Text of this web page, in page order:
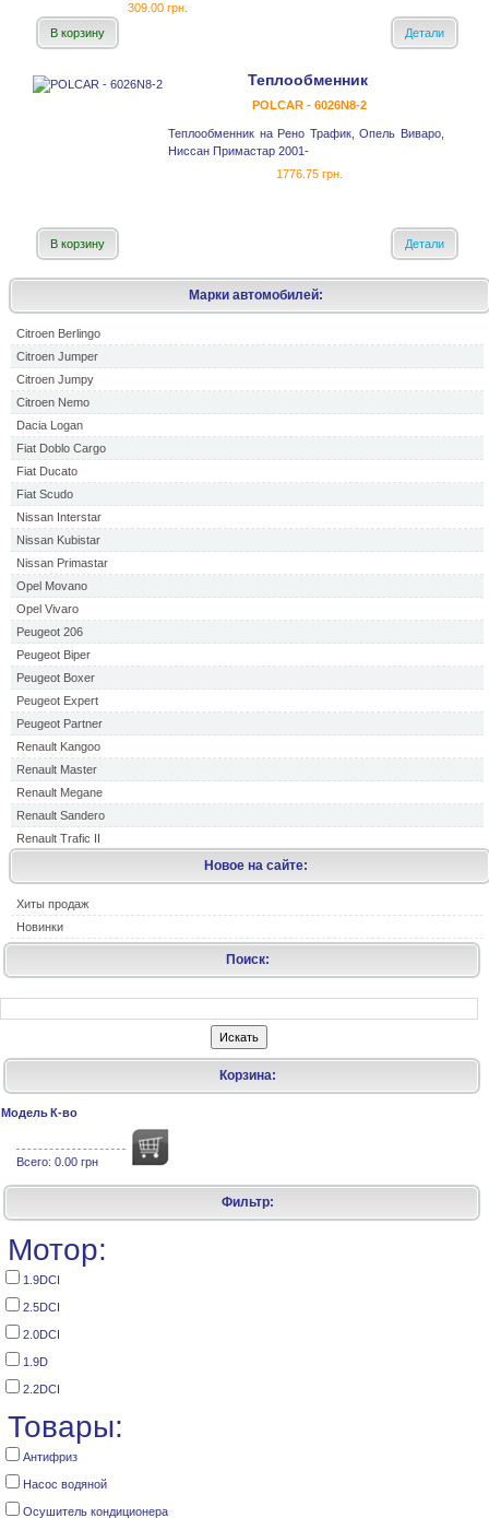
Марки автомобилей:
Citroen Berlingo
Citroen Jumper
Citroen Jumpy
Citroen Nemo
Dacia Logan
Fiat Doblo Cargo
Fiat Ducato
Fiat Scudo
Nissan Interstar
Nissan Kubistar
Nissan Primastar
Opel Movano
Opel Vivaro
Peugeot 206
Peugeot Biper
Peugeot Boxer
Peugeot Expert
Peugeot Partner
Renault Kangoo
Renault Master
Renault Megane
Renault Sandero
Renault Trafic II
Новое на сайте:
Хиты продаж
Новинки
309.00 грн.
В корзину
Детали
Теплообменник
POLCAR - 6026N8-2
Теплообменник на Рено Трафик, Опель Виваро,
Ниссан Примастар 2001-
1776.75 грн.
В корзину Детали
Поиск:
Корзина:
Модель К-во
Всего: 0.00 грн
Фильтр:
Мотор:
1.9DCI
2.5DCI
2.0DCI
1.9D
2.2DCI
Товары:
Антифриз
Насос водяной
Осушитель кондиционера